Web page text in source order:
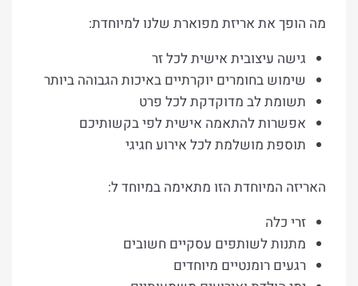
מה הופך את אריזת מפוארת שלנו למיוחדת:
גישה עיצובית אישית לכל זר
שימוש בחומרים יוקרתיים באיכות הגבוהה ביותר
תשומת לב מדוקדקת לכל פרט
אפשרות להתאמה אישית לפי בקשותיכם
תוספת מושלמת לכל אירוע חגיגי
האריזה המיוחדת הזו מתאימה במיוחד ל:
זרי כלה
מתנות לשותפים עסקיים חשובים
רגעים רומנטיים מיוחדים